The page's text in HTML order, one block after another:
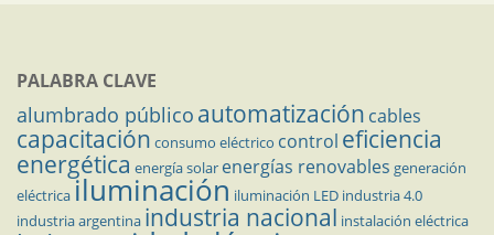
PALABRA CLAVE
alumbrado público automatización cables
capacitación consumo eléctrico control eficiencia
energética energía solar energías renovables generación
eléctricailuminación iluminación LED industria 4.0
industria argentina industria nacional instalación eléctrica